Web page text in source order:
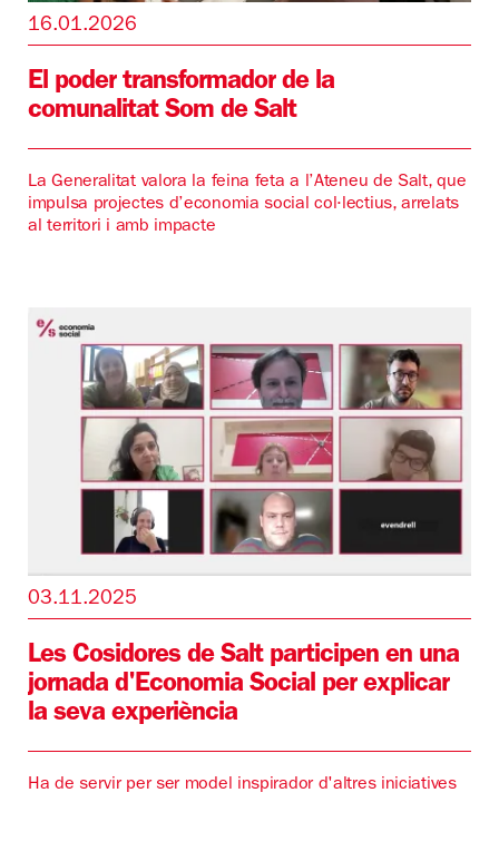
16.01.2026
El poder transformador de la
comunalitat Som de Salt
La Generalitat valora la feina feta a l’Ateneu de Salt, que
impulsa projectes d’economia social col·lectius, arrelats
al territori i amb impacte
03.11.2025
Les Cosidores de Salt participen en una
jornada d'Economia Social per explicar
la seva experiència
Ha de servir per ser model inspirador d'altres iniciatives